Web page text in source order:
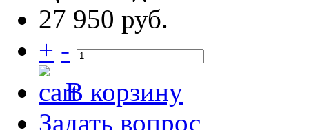
27 950 руб.
+ -
В корзину
Задать вопрос